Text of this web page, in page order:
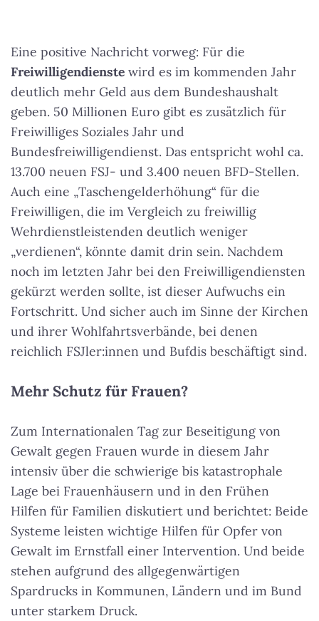
Eine positive Nachricht vorweg: Für die
Freiwilligendienste wird es im kommenden Jahr
deutlich mehr Geld aus dem Bundeshaushalt
geben. 50 Millionen Euro gibt es zusätzlich für
Freiwilliges Soziales Jahr und
Bundesfreiwilligendienst. Das entspricht wohl ca.
13.700 neuen FSJ- und 3.400 neuen BFD-Stellen.
Auch eine „Taschengelderhöhung“ für die
Freiwilligen, die im Vergleich zu freiwillig
Wehrdienstleistenden deutlich weniger
„verdienen“, könnte damit drin sein. Nachdem
noch im letzten Jahr bei den Freiwilligendiensten
gekürzt werden sollte, ist dieser Aufwuchs ein
Fortschritt. Und sicher auch im Sinne der Kirchen
und ihrer Wohlfahrtsverbände, bei denen
reichlich FSJler:innen und Bufdis beschäftigt sind.
Mehr Schutz für Frauen?
Zum Internationalen Tag zur Beseitigung von
Gewalt gegen Frauen wurde in diesem Jahr
intensiv über die schwierige bis katastrophale
Lage bei Frauenhäusern und in den Frühen
Hilfen für Familien diskutiert und berichtet: Beide
Systeme leisten wichtige Hilfen für Opfer von
Gewalt im Ernstfall einer Intervention. Und beide
stehen aufgrund des allgegenwärtigen
Spardrucks in Kommunen, Ländern und im Bund
unter starkem Druck.